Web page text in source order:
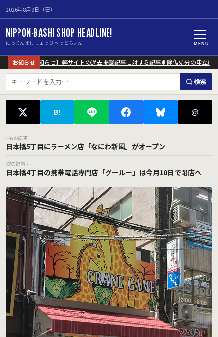
2026年8月9日（日）
NIPPON-BASHI SHOP HEADLINE!
にっぽんばし しょっぷ へっどらいん MENU
お知らせ
【重要なお知らせ】弊サイトの過去掲載記事に対する記事削除仮処分の申立につ
検索
B! @
‹ 前の記事
日本橋5丁目にラーメン店「なにわ新風」がオープン
次の記事 ›
日本橋4丁目の携帯電話専門店「グールー」は今月10日で閉店へ